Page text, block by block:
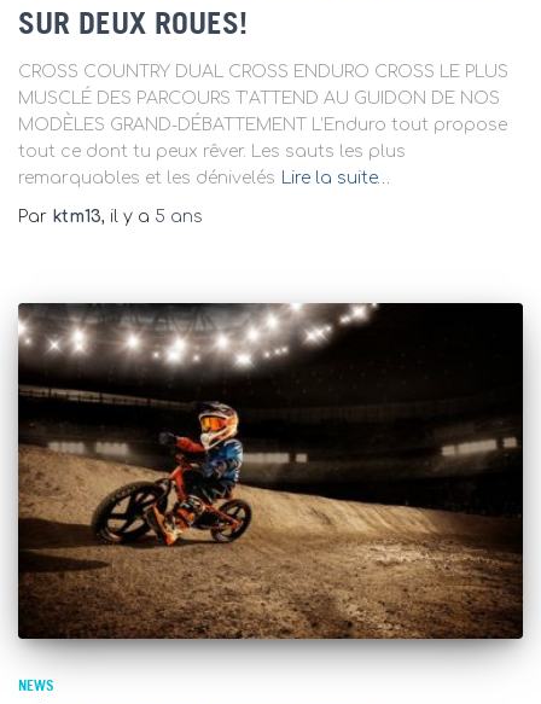
SUR DEUX ROUES!
CROSS COUNTRY DUAL CROSS ENDURO CROSS LE PLUS
MUSCLÉ DES PARCOURS T’ATTEND AU GUIDON DE NOS
MODÈLES GRAND-DÉBATTEMENT L’Enduro tout propose
tout ce dont tu peux rêver. Les sauts les plus
remarquables et les dénivelés
Lire la suite…
Par ktm13, il y a 5 ans
NEWS